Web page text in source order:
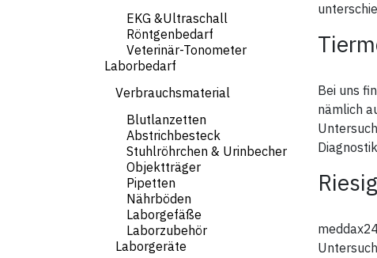
EKG &Ultraschall
Röntgenbedarf
Veterinär-Tonometer
Laborbedarf
Verbrauchsmaterial
Blutlanzetten
Abstrichbesteck
Stuhlröhrchen & Urinbecher
Objektträger
Pipetten
Nährböden
Laborgefäße
Laborzubehör
Laborgeräte
Bei uns
nämlich